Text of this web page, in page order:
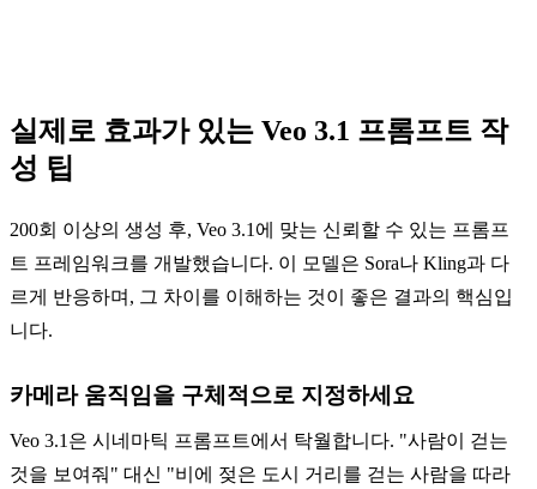
실제로 효과가 있는 Veo 3.1 프롬프트 작
성 팁
200회 이상의 생성 후, Veo 3.1에 맞는 신뢰할 수 있는 프롬프
트 프레임워크를 개발했습니다. 이 모델은 Sora나 Kling과 다
르게 반응하며, 그 차이를 이해하는 것이 좋은 결과의 핵심입
니다.
카메라 움직임을 구체적으로 지정하세요
Veo 3.1은 시네마틱 프롬프트에서 탁월합니다. "사람이 걷는
것을 보여줘" 대신 "비에 젖은 도시 거리를 걷는 사람을 따라